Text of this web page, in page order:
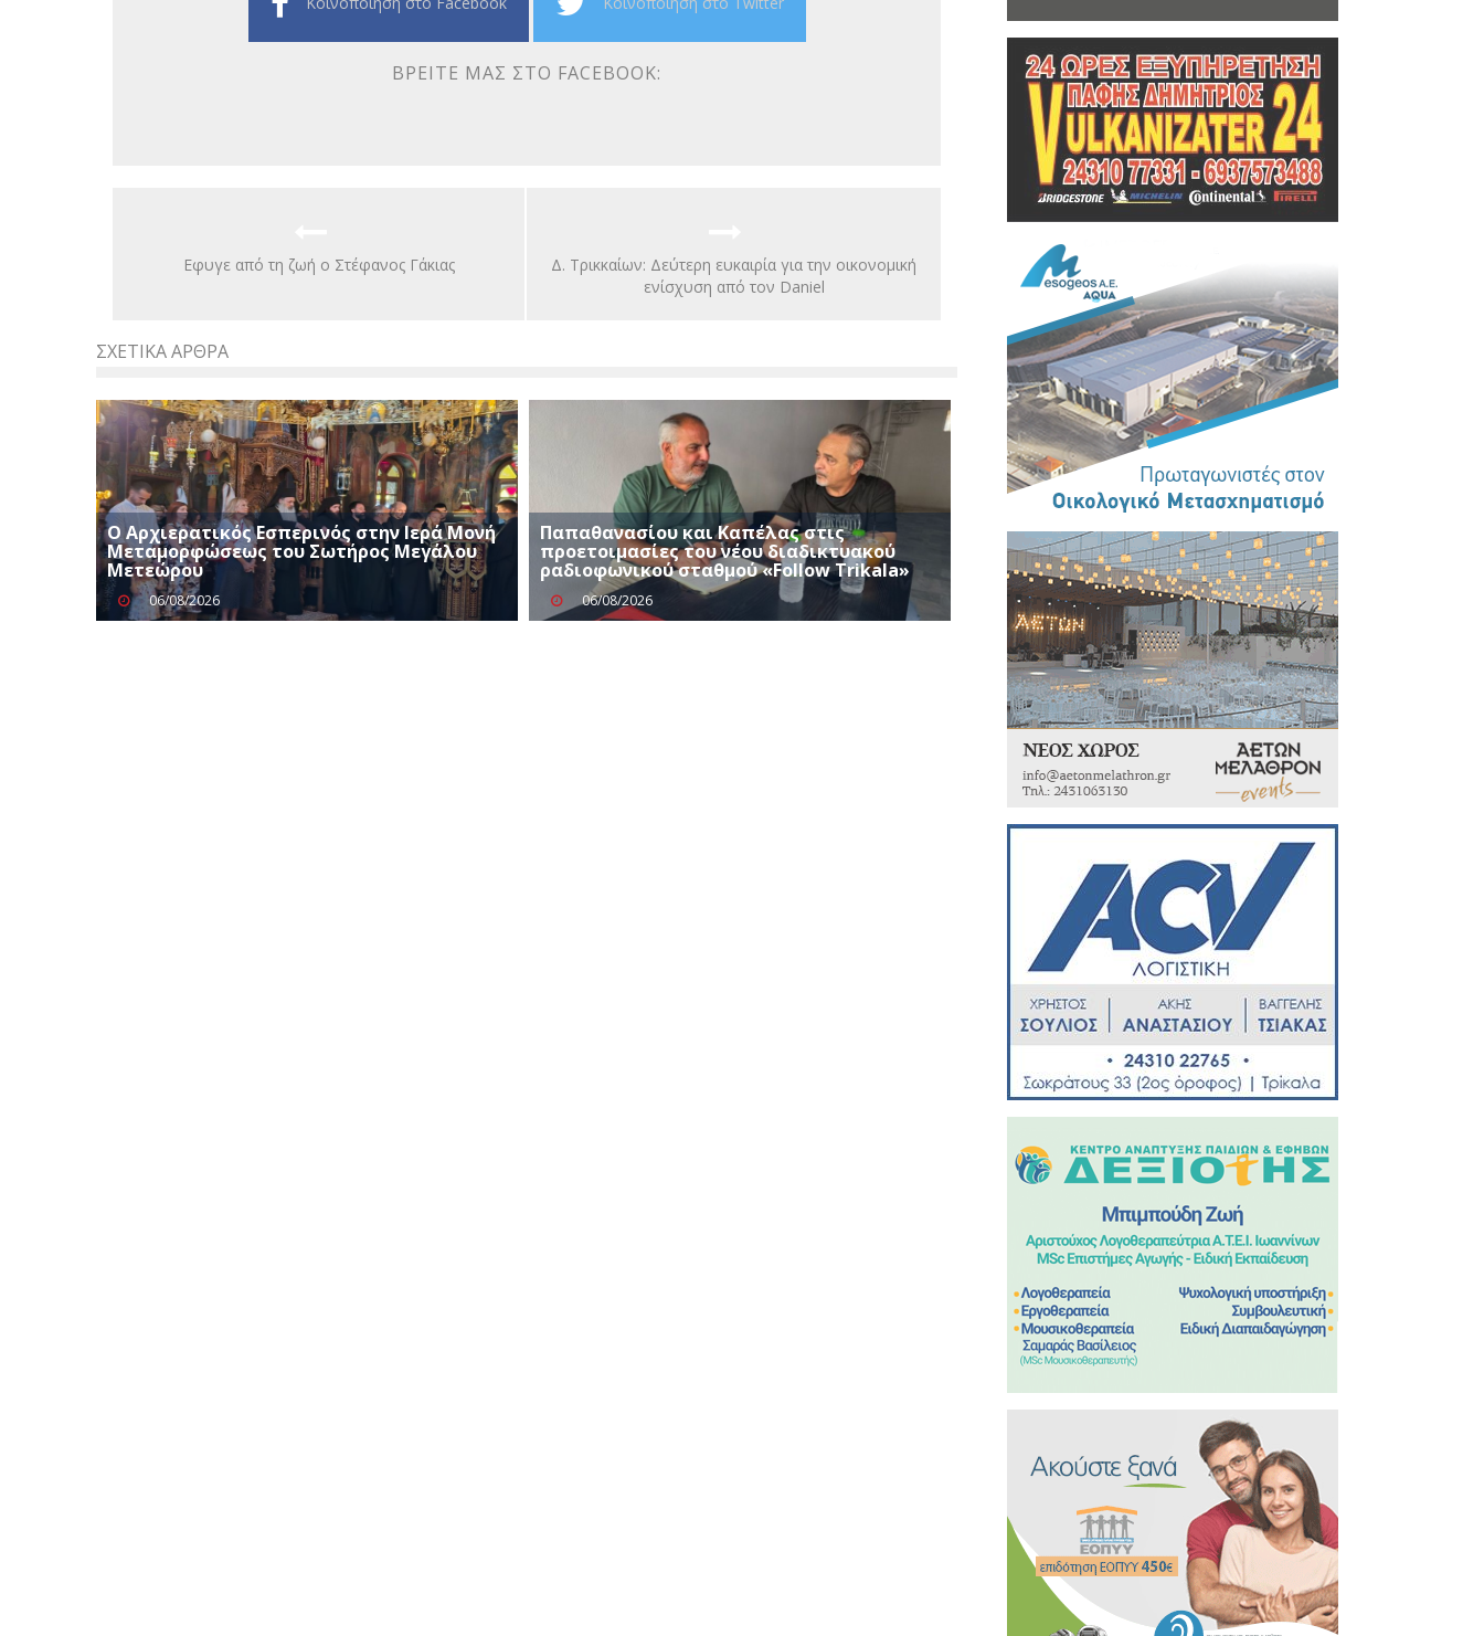
ΒΡΕΊΤΕ ΜΑΣ ΣΤΟ FACEBOOK:
Eφυγε από τη ζωή ο Στέφανος Γάκιας
Δ. Τρικκαίων: Δεύτερη ευκαιρία για την οικονομική
ενίσχυση από τον Daniel
ΣΧΕΤΙΚΆ ΆΡΘΡΑ
Ο Αρχιερατικός Εσπερινός στην Ιερά Μονή
Μεταμορφώσεως του Σωτήρος Μεγάλου
Μετεώρου
06/08/2026
Παπαθανασίου και Καπέλας στις
προετοιμασίες του νέου διαδικτυακού
ραδιοφωνικού σταθμού «Follow Trikala»
06/08/2026